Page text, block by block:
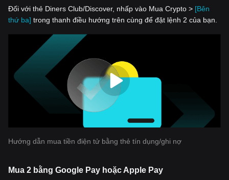
Đối với thẻ Diners Club/Discover, nhấp vào Mua Crypto > [Bên
thứ ba] trong thanh điều hướng trên cùng để đặt lệnh 2 của bạn.
Hướng dẫn mua tiền điện tử bằng thẻ tín dụng/ghi nợ
Mua 2 bằng Google Pay hoặc Apple Pay